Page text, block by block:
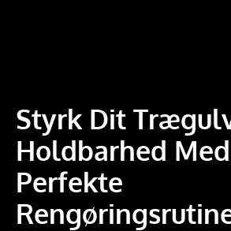
Styrk Dit
Holdbarhed
Perfekte